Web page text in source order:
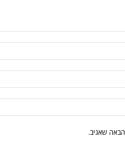
שאגיב.